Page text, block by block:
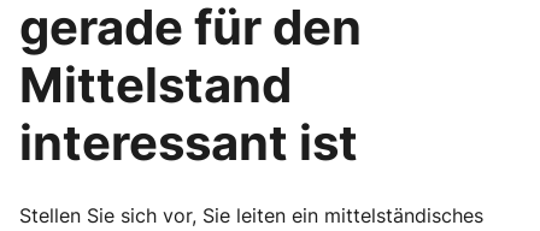
gerade für den
Mittelstand
interessant ist
Stellen Sie sich vor, Sie leiten ein mittelständisches